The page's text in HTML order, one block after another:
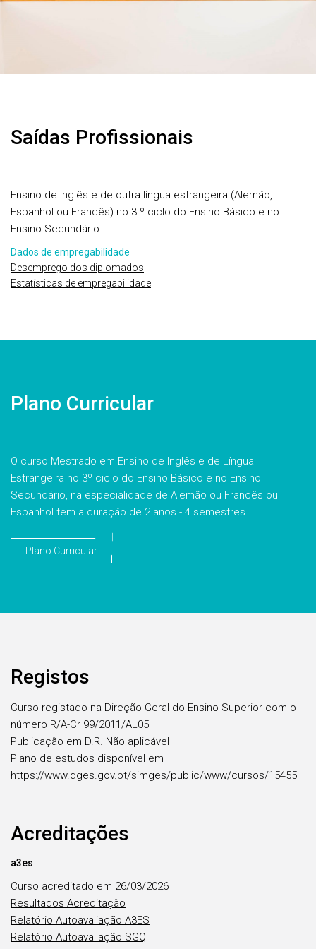
Saídas Profissionais
Ensino de Inglês e de outra língua estrangeira (Alemão,
Espanhol ou Francês) no 3.º ciclo do Ensino Básico e no
Ensino Secundário
Dados de empregabilidade
Desemprego dos diplomados
Estatísticas de empregabilidade
Plano Curricular
O curso Mestrado em Ensino de Inglês e de Língua
Estrangeira no 3º ciclo do Ensino Básico e no Ensino
Secundário, na especialidade de Alemão ou Francês ou
Espanhol tem a duração de 2 anos - 4 semestres
Plano Curricular
Registos
Curso registado na Direção Geral do Ensino Superior com o
número R/A-Cr 99/2011/AL05
Publicação em D.R. Não aplicável
Plano de estudos disponível em
https://www.dges.gov.pt/simges/public/www/cursos/15455
Acreditações
a3es
Curso acreditado em 26/03/2026
Resultados Acreditação
Relatório Autoavaliação A3ES
Relatório Autoavaliação SGQ